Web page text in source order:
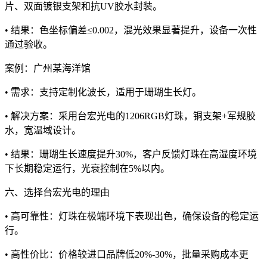
片、双面镀银支架和抗UV胶水封装。
• 结果：色坐标偏差≤0.002，混光效果显著提升，设备一次性
通过验收。
案例：广州某海洋馆
• 需求：支持定制化波长，适用于珊瑚生长灯。
• 解决方案：采用台宏光电的1206RGB灯珠，铜支架+军规胶
水，宽温域设计。
• 结果：珊瑚生长速度提升30%，客户反馈灯珠在高湿度环境
下长期稳定运行，光衰控制在5%以内。
六、选择台宏光电的理由
• 高可靠性：灯珠在极端环境下表现出色，确保设备的稳定运
行。
• 高性价比：价格较进口品牌低20%-30%，批量采购成本更